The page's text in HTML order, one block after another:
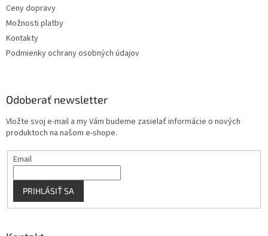
p
Ceny dopravy
Možnosti platby
Kontakty
Podmienky ochrany osobných údajov
Odoberať newsletter
Vložte svoj e-mail a my Vám budeme zasielať informácie o nových
produktoch na našom e-shope.
Email
PRIHLÁSIŤ SA